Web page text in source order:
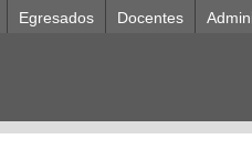
Egresados Docentes